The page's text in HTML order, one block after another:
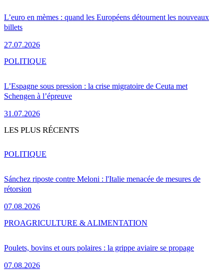
L’euro en mèmes : quand les Européens détournent les nouveaux
billets
27.07.2026
L’Espagne sous pression : la crise migratoire de Ceuta met
Schengen à l’épreuve
31.07.2026
POLITIQUE
LES PLUS RÉCENTS
Sánchez riposte contre Meloni : l'Italie menacée de mesures de
rétorsion
07.08.2026
POLITIQUE
Poulets, bovins et ours polaires : la grippe aviaire se propage
07.08.2026
PROAGRICULTURE & ALIMENTATION